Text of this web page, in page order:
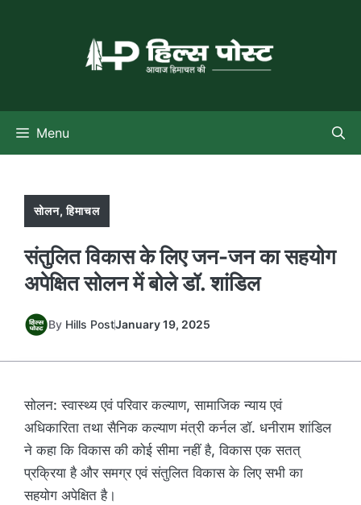
Menu
सोलन,हिमाचल
संतुलित विकास के लिए जन-जन का सहयोग
अपेक्षित सोलन में बोले डॉ. शांडिल
By Hills PostJanuary 19, 2025
सोलन: स्वास्थ्य एवं परिवार कल्याण, सामाजिक न्याय एवं
अधिकारिता तथा सैनिक कल्याण मंत्री कर्नल डॉ. धनीराम शांडिल
ने कहा कि विकास की कोई सीमा नहीं है, विकास एक सतत्
प्रक्रिया है और समग्र एवं संतुलित विकास के लिए सभी का
सहयोग अपेक्षित है।